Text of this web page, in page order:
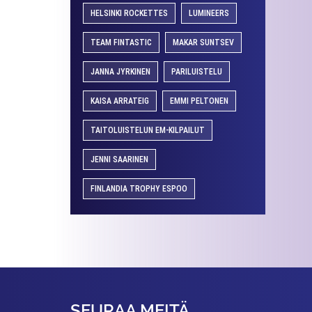
HELSINKI ROCKETTES LUMINEERS
TEAM FINTASTIC MAKAR SUNTSEV
JANNA JYRKINEN PARILUISTELU
KAISA ARRATEIG EMMI PELTONEN
TAITOLUISTELUN EM-KILPAILUT
JENNI SAARINEN
FINLANDIA TROPHY ESPOO